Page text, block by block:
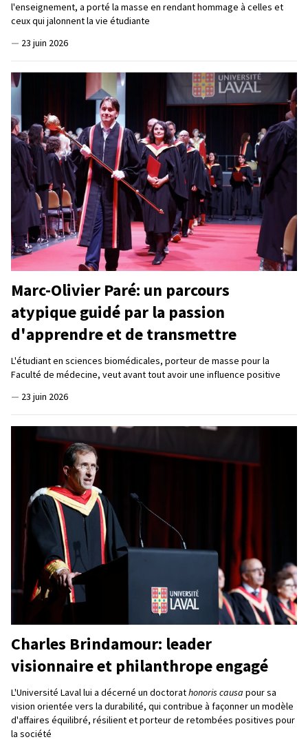
l'enseignement, a porté la masse en rendant hommage à celles et
ceux qui jalonnent la vie étudiante
— 23 juin 2026
Marc-Olivier Paré: un parcours
atypique guidé par la passion
d'apprendre et de transmettre
L'étudiant en sciences biomédicales, porteur de masse pour la
Faculté de médecine, veut avant tout avoir une influence positive
— 23 juin 2026
Charles Brindamour: leader
visionnaire et philanthrope engagé
L'Université Laval lui a décerné un doctorathonoris causa pour sa
vision orientée vers la durabilité, qui contribue à façonner un modèle
d'affaires équilibré, résilient et porteur de retombées positives pour
la société